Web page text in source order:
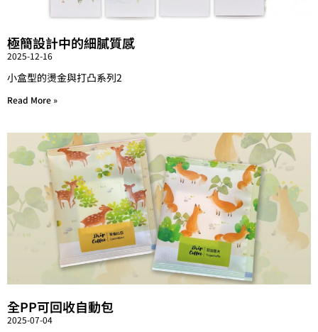
極簡設計中的細膩質感
2025-12-16
小盒型的燙金與打凸系列2
Read More »
全PP可回收自動包
2025-07-04